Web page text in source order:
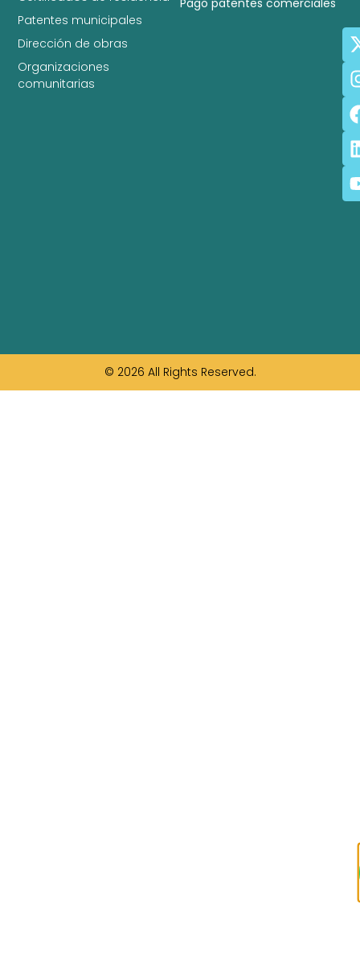
Pago patentes comerciales
Patentes municipales
Dirección de obras
Organizaciones
comunitarias
© 2026 All Rights Reserved.